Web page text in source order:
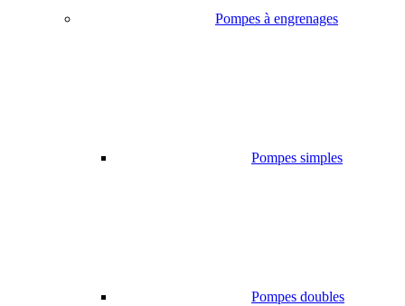
Pompes à engrenages
Pompes simples
Pompes doubles